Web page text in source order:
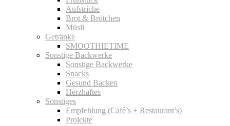
Aufstriche
Brot & Brötchen
Müsli
Getränke
SMOOTHIETIME
Sonstige Backwerke
Sonstige Backwerke
Snacks
Gesund Backen
Herzhaftes
Sonstiges
Empfehlung (Café’s + Restaurant’s)
Projekte